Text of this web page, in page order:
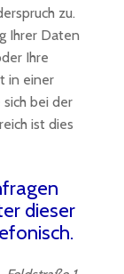
zu.
Ihrer Daten
Ihre
in einer
bei der
ist dies
dieser